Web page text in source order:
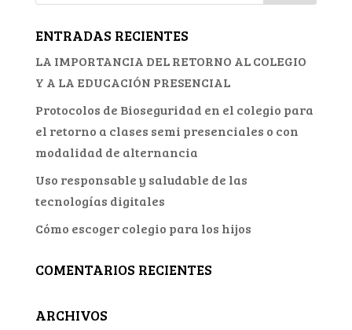
ENTRADAS RECIENTES
LA IMPORTANCIA DEL RETORNO AL COLEGIO
Y A LA EDUCACIÓN PRESENCIAL
Protocolos de Bioseguridad en el colegio para
el retorno a clases semi presenciales o con
modalidad de alternancia
Uso responsable y saludable de las
tecnologías digitales
Cómo escoger colegio para los hijos
COMENTARIOS RECIENTES
ARCHIVOS